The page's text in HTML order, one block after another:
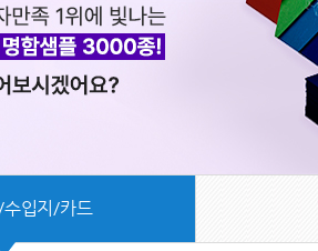
수입지/카드